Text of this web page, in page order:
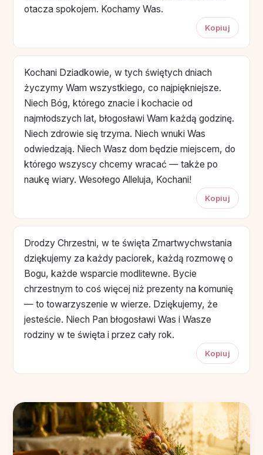
otacza spokojem. Kochamy Was.
Kopiuj
Kochani Dziadkowie, w tych świętych dniach
życzymy Wam wszystkiego, co najpiękniejsze.
Niech Bóg, którego znacie i kochacie od
najmłodszych lat, błogosławi Wam każdą godzinę.
Niech zdrowie się trzyma. Niech wnuki Was
odwiedzają. Niech Wasz dom będzie miejscem, do
którego wszyscy chcemy wracać — także po
naukę wiary. Wesołego Alleluja, Kochani!
Kopiuj
Drodzy Chrzestni, w te święta Zmartwychwstania
dziękujemy za każdy paciorek, każdą rozmowę o
Bogu, każde wsparcie modlitewne. Bycie
chrzestnym to coś więcej niż prezenty na komunię
— to towarzyszenie w wierze. Dziękujemy, że
jesteście. Niech Pan błogosławi Was i Wasze
rodziny w te święta i przez cały rok.
Kopiuj